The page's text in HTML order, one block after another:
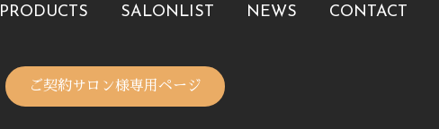
PRODUCTS SALONLIST NEWS CONTACT
ご契約サロン様専用ページ